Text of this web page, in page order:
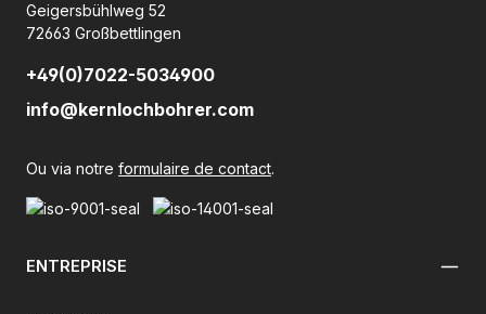
Geigersbühlweg 52
72663 Großbettlingen
+49(0)7022-5034900
info@kernlochbohrer.com
Ou via notre formulaire de contact.
ENTREPRISE